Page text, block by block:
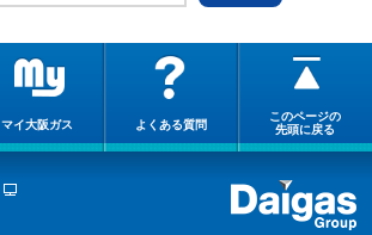
マイ大阪ガス よくある質問
このページの
先頭に戻る